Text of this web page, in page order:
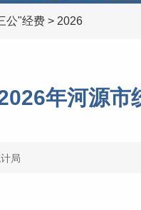
公"经费 > 2026
年河源市
局